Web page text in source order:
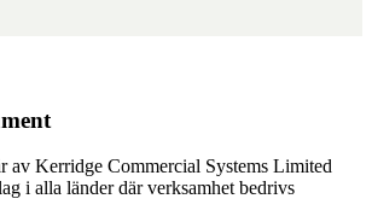
av Kerridge Commercial Systems Limited
i alla länder där verksamhet bedrivs